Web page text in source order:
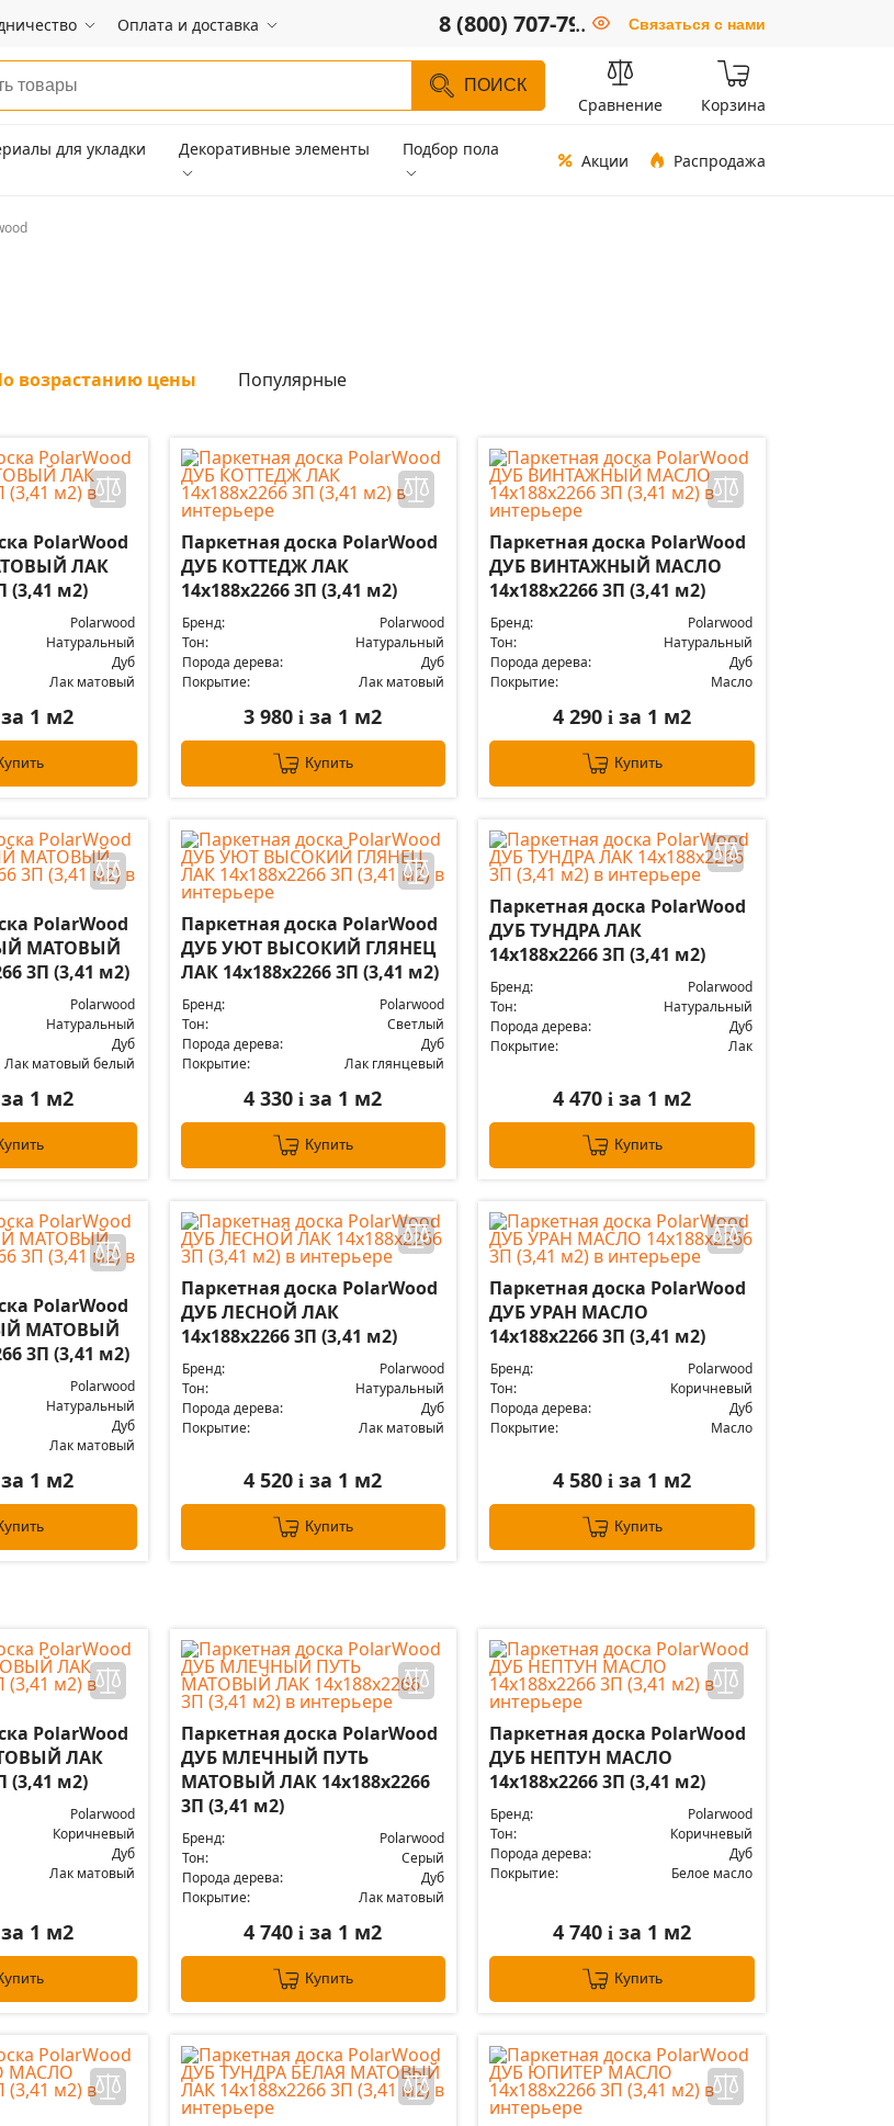
Оплата и доставка 8 (800) 707-79-66
.. Связаться с нами
ПОИСК
Сравнение Корзина
для укладки Декоративные элементы Подбор пола
Акции Распродажа
возрастанию цены Популярные
PolarWood
ЛАК
(3,41 м2)
Polarwood
Натуральный
Дуб
Лак матовый
1 м2
Паркетная доска PolarWood
ДУБ КОТТЕДЖ ЛАК
14x188x2266 3П (3,41 м2)
Бренд:
Polarwood
Тон:
Натуральный
Порода дерева:
Дуб
Покрытие:
Лак матовый
3 980i за 1 м2
Купить
Паркетная доска PolarWood
ДУБ ВИНТАЖНЫЙ МАСЛО
14x188x2266 3П (3,41 м2)
Бренд:
Polarwood
Тон:
Натуральный
Порода дерева:
Дуб
Покрытие:
Масло
4 290i за 1 м2
Купить
PolarWood
МАТОВЫЙ
3П (3,41 м2)
Polarwood
Натуральный
Дуб
Лак матовый белый
1 м2
Паркетная доска PolarWood
ДУБ УЮТ ВЫСОКИЙ ГЛЯНЕЦ
ЛАК 14x188x2266 3П (3,41 м2)
Бренд:
Polarwood
Тон:
Светлый
Порода дерева:
Дуб
Покрытие:
Лак глянцевый
4 330i за 1 м2
Купить
Паркетная доска PolarWood
ДУБ ТУНДРА ЛАК
14x188x2266 3П (3,41 м2)
Бренд:
Polarwood
Тон:
Натуральный
Порода дерева:
Дуб
Покрытие:
Лак
4 470i за 1 м2
Купить
PolarWood
МАТОВЫЙ
3П (3,41 м2)
Polarwood
Натуральный
Дуб
Лак матовый
1 м2
Паркетная доска PolarWood
ДУБ ЛЕСНОЙ ЛАК
14x188x2266 3П (3,41 м2)
Бренд:
Polarwood
Тон:
Натуральный
Порода дерева:
Дуб
Покрытие:
Лак матовый
4 520i за 1 м2
Купить
Паркетная доска PolarWood
ДУБ УРАН МАСЛО
14x188x2266 3П (3,41 м2)
Бренд:
Polarwood
Тон:
Коричневый
Порода дерева:
Дуб
Покрытие:
Масло
4 580i за 1 м2
Купить
PolarWood
ЛАК
(3,41 м2)
Polarwood
Коричневый
Дуб
Лак матовый
1 м2
Паркетная доска PolarWood
ДУБ МЛЕЧНЫЙ ПУТЬ
МАТОВЫЙ ЛАК 14x188x2266
3П (3,41 м2)
Бренд:
Polarwood
Тон:
Серый
Порода дерева:
Дуб
Покрытие:
Лак матовый
4 740i за 1 м2
Купить
Паркетная доска PolarWood
ДУБ НЕПТУН МАСЛО
14x188x2266 3П (3,41 м2)
Бренд:
Polarwood
Тон:
Коричневый
Порода дерева:
Дуб
Покрытие:
Белое масло
4 740i за 1 м2
Купить